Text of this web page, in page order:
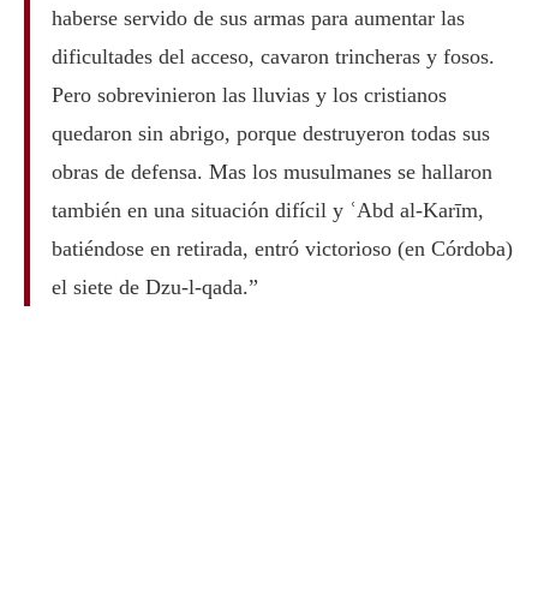
haberse servido de sus armas para aumentar las
dificultades del acceso, cavaron trincheras y fosos.
Pero sobrevinieron las lluvias y los cristianos
quedaron sin abrigo, porque destruyeron todas sus
obras de defensa. Mas los musulmanes se hallaron
también en una situación difícil y ʿAbd al-Karīm,
batiéndose en retirada, entró victorioso (en Córdoba)
el siete de Dzu-l-qada.”